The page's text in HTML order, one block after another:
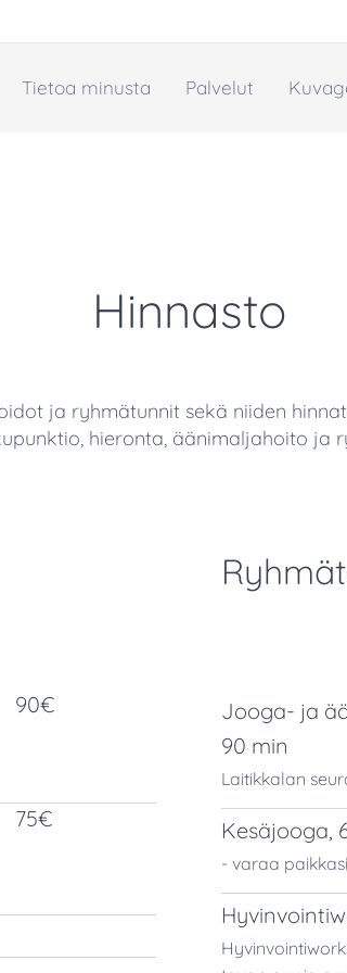
Tietoa minusta Palvelut
Hinnasto
ja ryhmätunnit sekä niiden
hieronta, äänimaljahoito ja
90€
75€
Jooga- ja
90 min
Laitikkalan
Kesäjooga,
- varaa